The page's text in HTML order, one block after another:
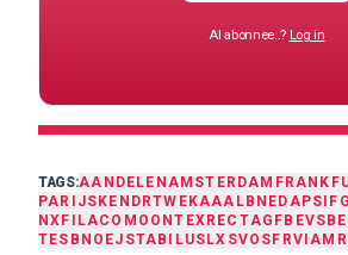
Al abonnee..? Log in
TAGS:AANDELEN AMSTERDAM
PARIJSKENDRTWEKAAALB NEDAPSIFG
NXFILACOMO ONTEXRECTAGFB EVS
TESB NOEJ STABILUSLXSVOSFRVIA